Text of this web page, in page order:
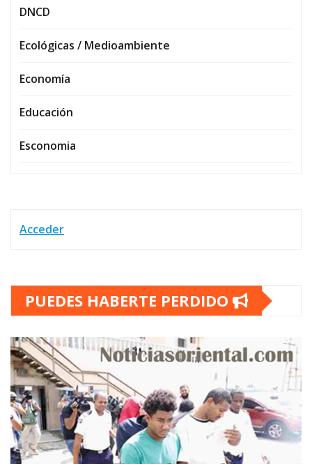
DNCD
Ecológicas / Medioambiente
Economía
Educación
Esconomia
Acceder
PUEDES HABERTE PERDIDO